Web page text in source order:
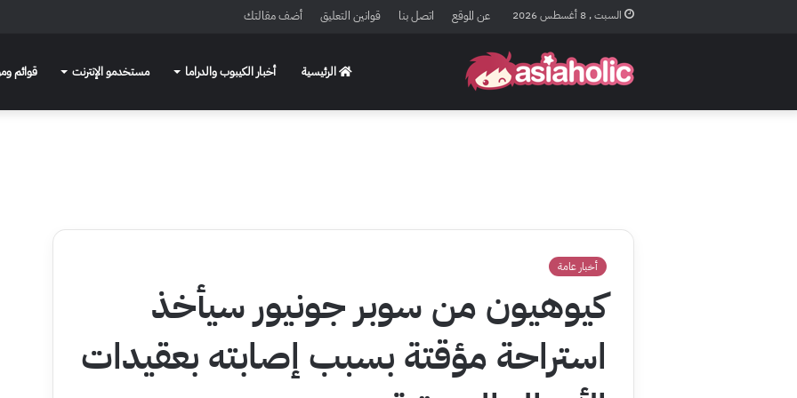
السبت , 8 أغسطس 2026 عن الموقع اتصل بنا قوانين التعليق أضف مقالتك
الرئيسية أخبار الكيبوب والدراما مستخدمو الإنترنت قوائم
أخبار عامة
كيوهيون من سوبر جونيور سيأخذ
استراحة مؤقتة بسبب إصابته بعقيدات